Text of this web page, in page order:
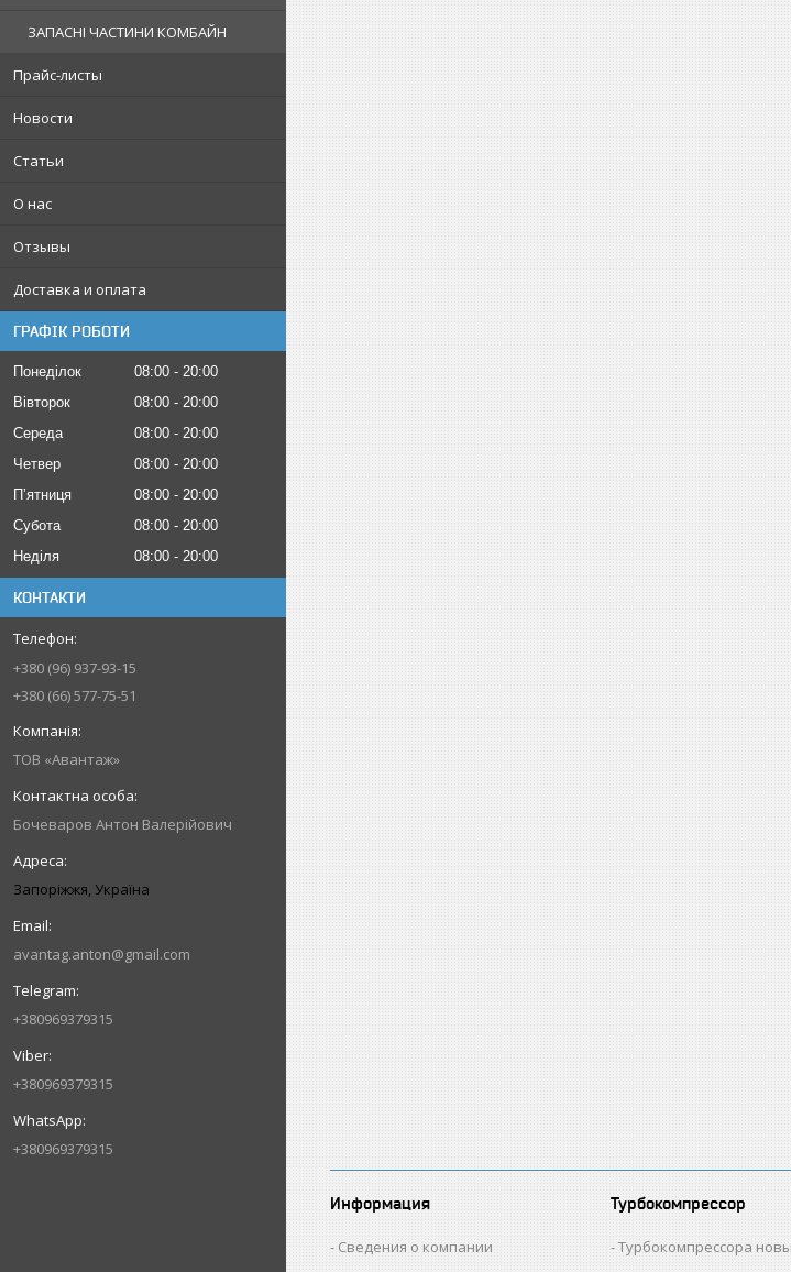
ЗАПАСНІ ЧАСТИНИ КОМБАЙН
Прайс-листы
Новости
Статьи
О нас
Отзывы
Доставка и оплата
ГРАФІК РОБОТИ
Понеділок 08:00
20:00
Вівторок
08:00
20:00
Середа
08:00
20:00
Четвер
08:00
20:00
Пʼятниця
08:00
20:00
Субота
08:00
20:00
Неділя
08:00 20:00
КОНТАКТИ
+380 (96) 937-93-15
+380 (66) 577-75-51
ТОВ «Авантаж»
Бочеваров Антон Валерійович
Запоріжжя, Україна
avantag.anton@gmail.com
+380969379315
+380969379315
+380969379315
Информация
Сведения о компании
Турбокомпрессор
Турбокомпрессора